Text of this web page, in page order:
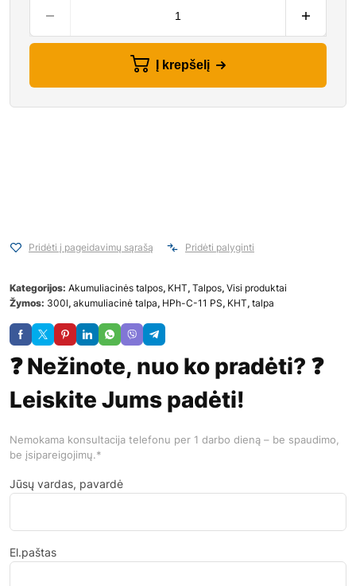
Į krepšelį
Pridėti į pageidavimų sąrašą Pridėti palyginti
Kategorijos: Akumuliacinės talpos, KHT, Talpos, Visi produktai
Žymos: 300l, akumuliacinė talpa, HPh-C-11 PS, KHT, talpa
❓ Nežinote, nuo ko pradėti? ❓
Leiskite Jums padėti!
Nemokama konsultacija telefonu per 1 darbo dieną – be spaudimo,
be įsipareigojimų.*
Jūsų vardas, pavardė
El.paštas